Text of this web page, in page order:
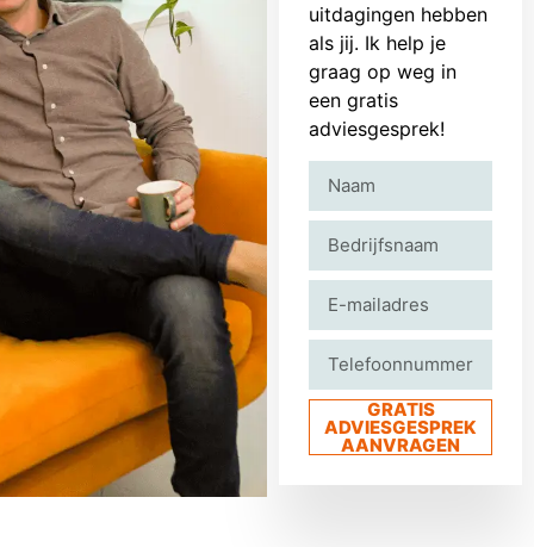
uitdagingen hebben
als jij. Ik help je
graag op weg in
een gratis
adviesgesprek!
GRATIS
ADVIESGESPREK
AANVRAGEN